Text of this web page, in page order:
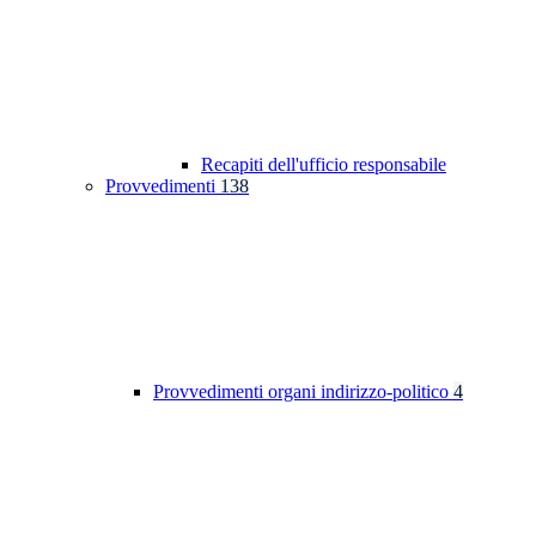
Recapiti dell'ufficio responsabile
Provvedimenti 138
Provvedimenti organi indirizzo-politico 4